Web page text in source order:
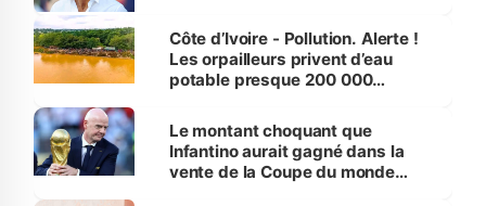
Côte d’Ivoire - Pollution. Alerte !
Les orpailleurs privent d’eau
potable presque 200 000
Le montant choquant que
Infantino aurait gagné dans la
vente de la Coupe du monde